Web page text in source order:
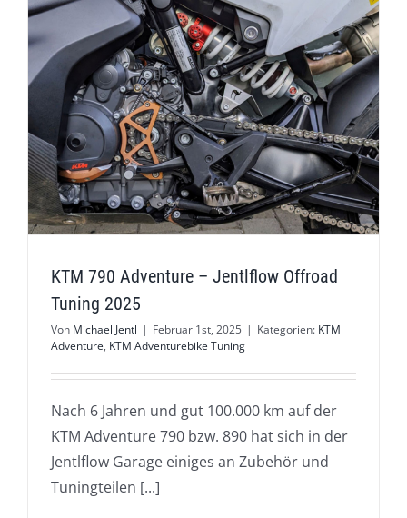
KTM 790 Adventure – Jentlflow Offroad
Tuning 2025
Von Michael Jentl | Februar 1st, 2025 | Kategorien: KTM
Adventure, KTM Adventurebike Tuning
Nach 6 Jahren und gut 100.000 km auf der
KTM Adventure 790 bzw. 890 hat sich in der
Jentlflow Garage einiges an Zubehör und
Tuningteilen [...]